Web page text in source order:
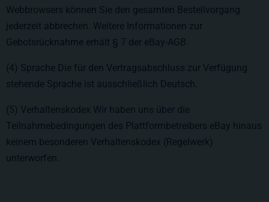
Webbrowsers können Sie den gesamten Bestellvorgang
jederzeit abbrechen. Weitere Informationen zur
Gebotsrücknahme erhält § 7 der eBay-AGB.
(4) Sprache Die für den Vertragsabschluss zur Verfügung
stehende Sprache ist ausschließlich Deutsch.
(5) Verhaltenskodex Wir haben uns über die
Teilnahmebedingungen des Plattformbetreibers eBay hinaus
keinem besonderen Verhaltenskodex (Regelwerk)
unterworfen.